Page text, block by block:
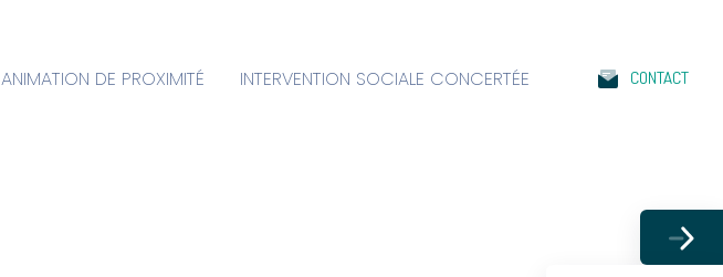
ANIMATION DE PROXIMITÉ INTERVENTION SOCIALE CONCERTÉE CONTACT